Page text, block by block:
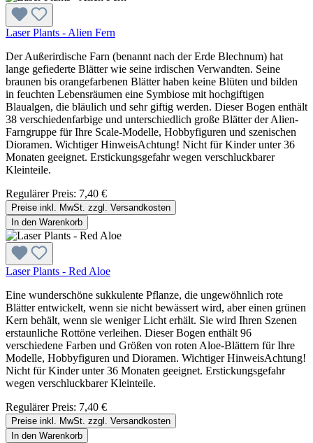
Laser Plants - Alien Fern
Der Außerirdische Farn (benannt nach der Erde Blechnum) hat
lange gefiederte Blätter wie seine irdischen Verwandten. Seine
braunen bis orangefarbenen Blätter haben keine Blüten und bilden
in feuchten Lebensräumen eine Symbiose mit hochgiftigen
Blaualgen, die bläulich und sehr giftig werden. Dieser Bogen enthält
38 verschiedenfarbige und unterschiedlich große Blätter der Alien-
Farngruppe für Ihre Scale-Modelle, Hobbyfiguren und szenischen
Dioramen. Wichtiger HinweisAchtung! Nicht für Kinder unter 36
Monaten geeignet. Erstickungsgefahr wegen verschluckbarer
Kleinteile.
Regulärer Preis: 7,40 €
Preise inkl. MwSt. zzgl. Versandkosten
In den Warenkorb
Laser Plants - Red Aloe
Eine wunderschöne sukkulente Pflanze, die ungewöhnlich rote
Blätter entwickelt, wenn sie nicht bewässert wird, aber einen grünen
Kern behält, wenn sie weniger Licht erhält. Sie wird Ihren Szenen
erstaunliche Rottöne verleihen. Dieser Bogen enthält 96
verschiedene Farben und Größen von roten Aloe-Blättern für Ihre
Modelle, Hobbyfiguren und Dioramen. Wichtiger HinweisAchtung!
Nicht für Kinder unter 36 Monaten geeignet. Erstickungsgefahr
wegen verschluckbarer Kleinteile.
Regulärer Preis: 7,40 €
Preise inkl. MwSt. zzgl. Versandkosten
In den Warenkorb